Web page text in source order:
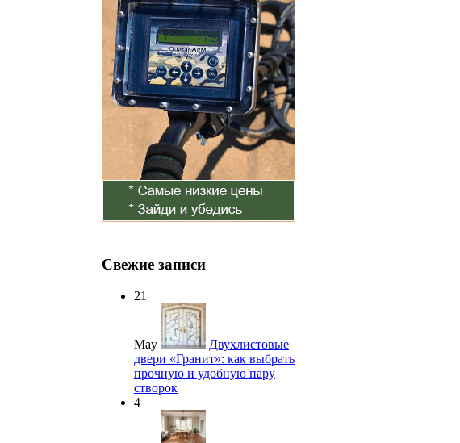
Свежие записи
21
May
Двухлистовые
двери «Гранит»: как выбрать
прочную и удобную пару
створок
4